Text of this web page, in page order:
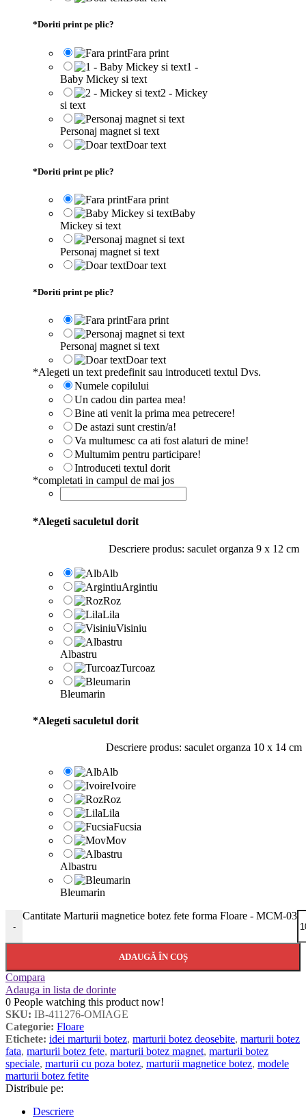
*Doriti print pe plic?
Fara print
1 -
Baby Mickey si text
2 - Mickey
si text
Personaj magnet si text
Doar text
*Doriti print pe plic?
Fara print
Baby
Mickey si text
Personaj magnet si text
Doar text
*Doriti print pe plic?
Fara print
Personaj magnet si text
Doar text
*Alegeti un text predefinit sau introduceti textul Dvs.
Numele copilului
Un cadou din partea mea!
Bine ati venit la prima mea petrecere!
De astazi sunt crestin/a!
Va multumesc ca ati fost alaturi de mine!
Multumim pentru participare!
Introduceti textul dorit
*completati in campul de mai jos
*Alegeti saculetul dorit
Descriere produs: saculet organza 9 x 12 cm
Alb
Argintiu
Roz
Lila
Visiniu
Albastru
Turcoaz
Bleumarin
*Alegeti saculetul dorit
Descriere produs: saculet organza 10 x 14 cm
Alb
Ivoire
Roz
Lila
Fucsia
Mov
Albastru
Bleumarin
-
Cantitate Marturii magnetice botez fete forma Floare - MCM-03
ADAUGĂ ÎN COȘ
Compara
Adauga in lista de dorinte
0 People watching this product now!
SKU: IB-411276-OMIAGE
Categorie: Floare
Etichete: idei marturii botez, marturii botez deosebite, marturii botez
fata, marturii botez fete, marturii botez magnet, marturii botez
speciale, marturii cu poza botez, marturii magnetice botez, modele
marturii botez fetite
Distribuie pe:
Descriere